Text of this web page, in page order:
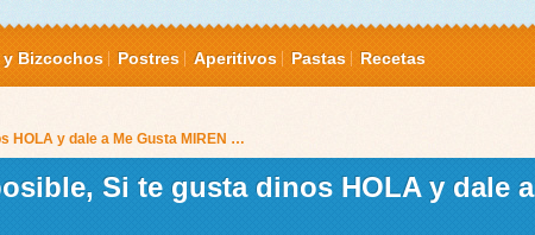
y Bizcochos Postres Aperitivos Pastas Recetas
HOLA y dale a Me Gusta MIREN …
Si te gusta dinos HOLA y dale a